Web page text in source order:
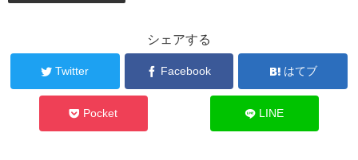
シェアする
Twitter Facebook はてブ
Pocket LINE